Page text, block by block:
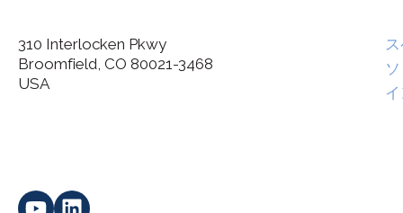
I agree to allow Spatial Corp to store and process my
310 Interlocken Pkwy
Broomfield, CO 80021-3468
USA